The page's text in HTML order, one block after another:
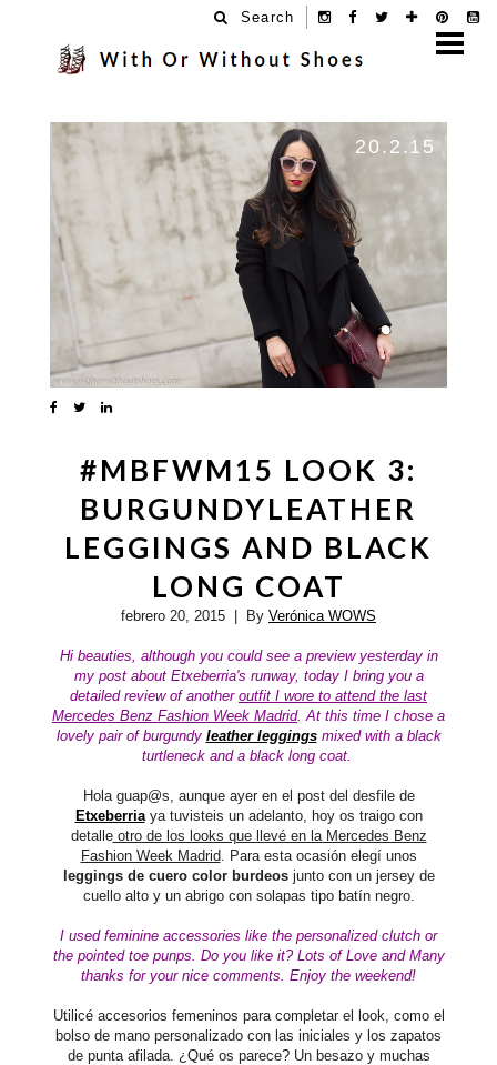
Search
20.2.15
#MBFWM15 LOOK 3:
BURGUNDYLEATHER
LEGGINGS AND BLACK
LONG COAT
febrero 20, 2015 | By Verónica WOWS
Hi beauties, although you could see a preview yesterday in
my post about Etxeberria's runway, today I bring you a
detailed review of another outfit I wore to attend the last
Mercedes Benz Fashion Week Madrid. At this time I chose a
lovely pair of burgundy leather leggingsmixed with a black
turtleneck and a black long coat.
Hola guap@s, aunque ayer en el post del desfile de
Etxeberriaya tuvisteis un adelanto, hoy os traigo con
detalleotro de los looks que llevé en la Mercedes Benz
Fashion Week Madrid . Para esta ocasión elegí unos
leggings de cuero color burdeosjunto con un jersey de
cuello alto y un abrigo con solapas tipo batín negro.
I used feminine accessories like the personalized clutch or
the pointed toe punps. Do you like it? Lots of Love and Many
thanks for your nice comments. Enjoy the weekend!
Utilicé accesorios femeninos para completar el look, como el
bolso de mano personalizado con las iniciales y los zapatos
de punta afilada. ¿Qué os parece? Un besazo y muchas